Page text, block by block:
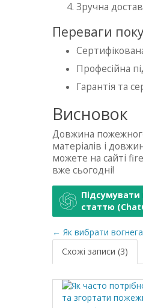
Зручна
Переваги
Професійна
Гарантія та
Висновок
Довжина
матеріалів і
можете на сайті
вже сьогодні!
статтю
← Як вибрати
Схожі записи (3)